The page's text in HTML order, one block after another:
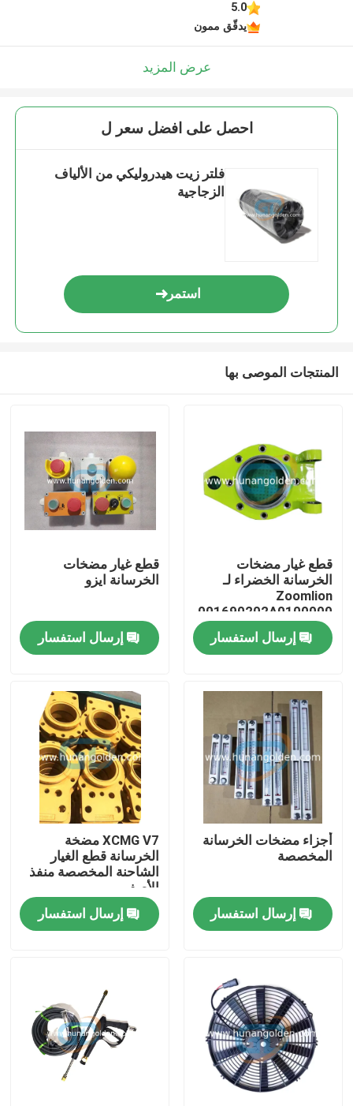
بيت
منتجات
معلومات عنا
جولة في المعمل
رقابة جودة
اتصل بنا
اطلب اقتباس
قطع غيار مضخة الخرسانة
أنبوب توصيل مضخة الخرسانة
5.0
يدقّق ممون
عرض المزيد
احصل على افضل سعر ل
فلتر زيت هيدروليكي من الألياف
الزجاجية
استمر
المنتجات الموصى بها
قطع غيار مضخات
الخرسانة الخضراء لـ
Zoomlion
001690202A0100000
إرسال استفسار
قطع غيار مضخات
الخرسانة ايزو
إرسال استفسار
أجزاء مضخات الخرسانة
المخصصة
إرسال استفسار
XCMG V7 مضخة
الخرسانة قطع الغيار
الشاحنة المخصصة منفذ
الأصفر
إرسال استفسار